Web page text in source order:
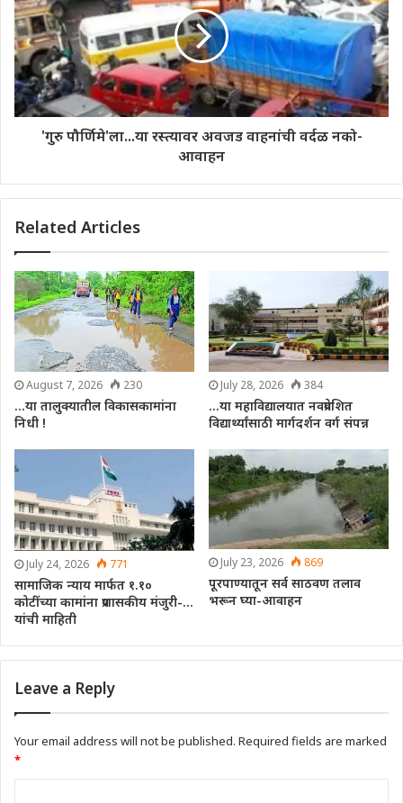
'गुरु पौर्णिमे'ला...या रस्त्यावर अवजड वाहनांची वर्दळ नको-
आवाहन
Related Articles
August 7, 2026 230
…या तालुक्यातील विकासकामांना
निधी !
July 28, 2026 384
…या महाविद्यालयात नवप्रवेशित
विद्यार्थ्यांसाठी मार्गदर्शन वर्ग संपन्न
July 24, 2026 771
सामाजिक न्याय मार्फत १.१०
कोटींच्या कामांना प्रशासकीय मंजुरी-…
यांची माहिती
July 23, 2026 869
पूरपाण्यातून सर्व साठवण तलाव
भरून घ्या-आवाहन
Leave a Reply
Your email address will not be published. Required fields are marked
*